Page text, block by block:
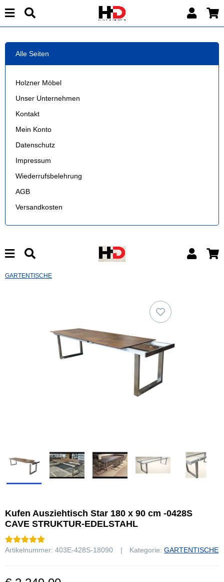
Alle Seiten
Holzner Möbel
Unser Unternehmen
Kontakt
Mein Konto
Datenschutz
Impressum
Wiederrufsbelehrung
AGB
Versandkosten
GARTENTISCHE
Kufen Ausziehtisch Star 180 x 90 cm -0428S
CAVE STRUKTUR-EDELSTAHL
Artikelnummer: 403E-428S-18090 Kategorie: GARTENTISCHE